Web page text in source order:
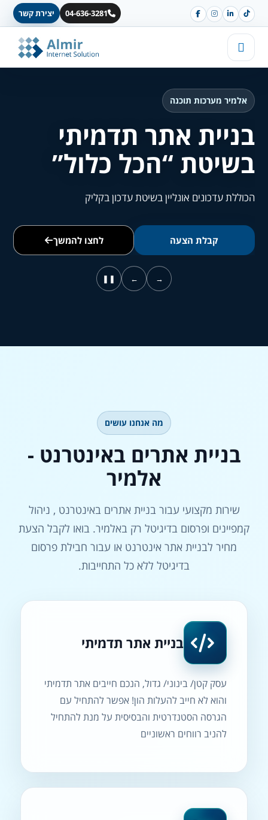
04-636-3281 יצירת קשר
אלמיר מערכות תוכנה
בניית אתר תדמיתי
בשיטת “הכל כלול”
הכוללת עדכונים אונליין בשיטת עדכון בקליק
קבלת הצעה לחצו להמשך
→
←
❚❚
מה אנחנו עושים
בניית אתרים באינטרנט -
אלמיר
שירות מקצועי עבור בניית אתרים באינטרנט , ניהול
קמפיינים ופרסום בדיגיטל רק באלמיר. בואו לקבל הצעת
מחיר לבניית אתר אינטרנט או עבור חבילת פרסום
בדיגיטל ללא כל התחייבות.
בניית אתר תדמיתי
עסק קטן/ בינוני/ גדול, הנכם חייבים אתר תדמיתי
והוא לא חייב להעלות הון! אפשר להתחיל עם
הגרסה הסטנדרטית והבסיסית על מנת להתחיל
להניב רווחים ראשוניים